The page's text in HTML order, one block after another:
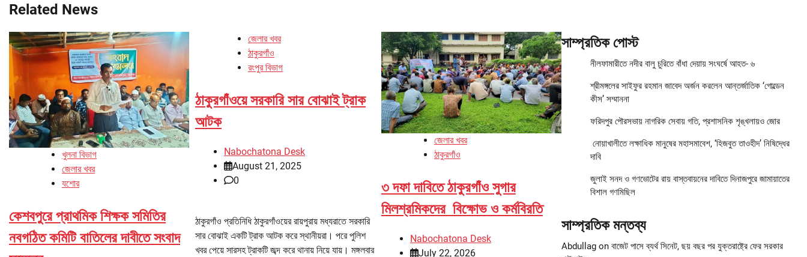
Related News
খুলনা বিভাগ
জেলার খবর
যশোর
কেশবপুরে প্রাথমিক শিক্ষক সমিতির
নবগঠিত কমিটি বাতিলের দাবীতে সংবাদ
জেলার খবর
ঠাকুরগাঁও
রংপুর বিভাগ
ঠাকুরগাঁওয়ে সরকারি সার বোঝাই ট্রাক
আটক
Nabochatona Desk
August 21, 2025
0
ঠাকুরগাঁও প্রতিনিধি ঠাকুরগাঁওয়ের রায়পুরায় মধ্যরাতে সরকারি
সার বোঝাই একটি ট্রাক আটক করে স্থানীয়রা। পরে পুলিশ
খবর পেয়ে সারসহ ট্রাকটি জব্দ করে থানায় নিয়ে যায়। মঙ্গলবার
জেলার খবর
ঠাকুরগাঁও
৩ দফা দাবিতে ঠাকুরগাঁও সুগার
মিলশ্রমিকদের বিক্ষোভ ও কর্মবিরতি
Nabochatona Desk
July 22, 2026
সাম্প্রতিক পোস্ট
নীলফামারীতে নদীর বালু চুরিতে বাঁধা দেয়ায় সংঘর্ষে আহত- ৬
শ্রীমঙ্গলের সাইফুর রহমান জাবেদ অর্জন করলেন আন্তর্জাতিক ‘গোল্ডেন
কীস’ সম্মাননা
ফরিদপুর পৌরসভায় নাগরিক সেবায় গতি, প্রশাসনিক শৃঙ্খলায়ও জোর
নোয়াখালীতে লক্ষাধিক মানুষের মহাসমাবেশ, ‘হিজবুত তাওহীদ’ নিষিদ্ধের
দাবি
জুলাই সনদ ও গণভোটের রায় বাস্তবায়নের দাবিতে দিনাজপুরে জামায়াতের
বিশাল গণমিছিল
সাম্প্রতিক মন্তব্য
Abdullagon বাজেট পাসে ব্যর্থ সিনেট, ছয় বছর পর যুক্তরাষ্ট্রে ফের সরকার